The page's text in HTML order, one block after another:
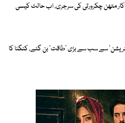
متھن چکرورتی کی سرجری، اب حالت کیسی
سے سب سے بڑی ’طاقت‘ بن گئے، کنگنا کا